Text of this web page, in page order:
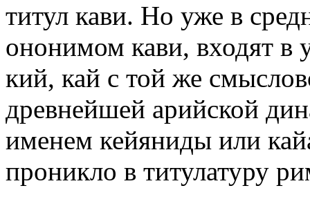
титул кави. Но уже в
ононимом кави, входят в
кий, кай с той же
древнейшей арийской
именем кейяниды или
проникло в титулатуру